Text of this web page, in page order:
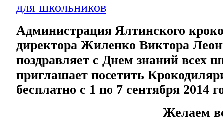
Администрация Ялтинского
директора Жиленко Виктора
поздравляет с Днем знаний всех
приглашает посетить
бесплатно с 1 по 7 сентября 2014
Желаем